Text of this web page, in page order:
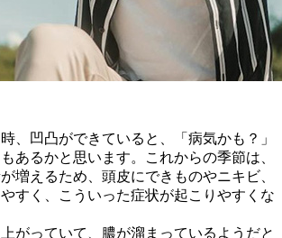
、凹凸ができていると、「病気かも？」
あるかと思います。これからの季節は、
増えるため、頭皮にできものやニキビ、
すく、こういった症状が起こりやすくな
がっていて、膿が溜まっているようだと